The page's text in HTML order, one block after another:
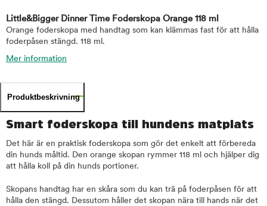
Little&Bigger Dinner Time Foderskopa Orange 118 ml
Orange foderskopa med handtag som kan klämmas fast för att hålla
foderpåsen stängd. 118 ml.
Mer information
Produktbeskrivning
Smart foderskopa till hundens matplats
Det här är en praktisk foderskopa som gör det enkelt att förbereda
din hunds måltid. Den orange skopan rymmer 118 ml och hjälper dig
att hålla koll på din hunds portioner.
Skopans handtag har en skåra som du kan trä på foderpåsen för att
hålla den stängd. Dessutom håller det skopan nära till hands när det